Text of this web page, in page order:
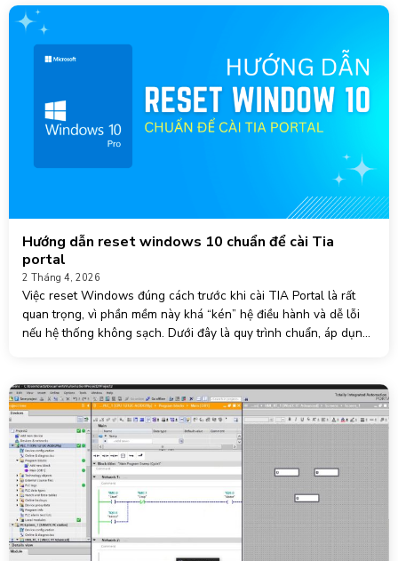
Hướng dẫn reset windows 10 chuẩn để cài Tia
portal
2 Tháng 4, 2026
Việc reset Windows đúng cách trước khi cài TIA Portal là rất
quan trọng, vì phần mềm này khá “kén” hệ điều hành và dễ lỗi
nếu hệ thống không sạch. Dưới đây là quy trình chuẩn, áp dụng